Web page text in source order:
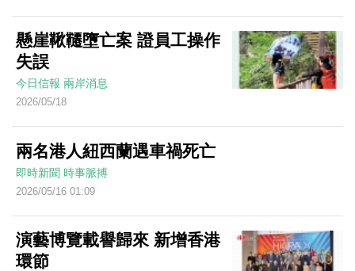
懸崖鞦韆墮亡案 證員工操作
失誤
今日信報 兩岸消息
2026/05/18
兩名港人紐西蘭遇車禍死亡
即時新聞 時事脈搏
2026/05/16 01:09
演藝博覽載譽歸來 新增香港
環節